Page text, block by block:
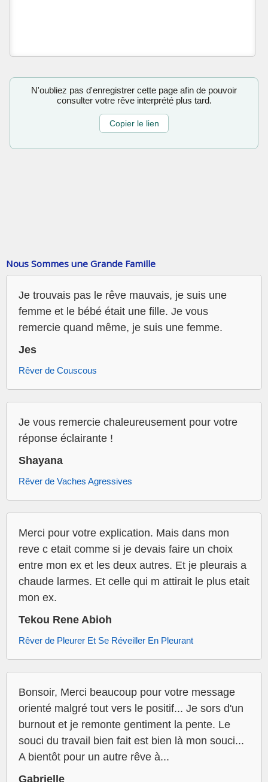
N'oubliez pas d'enregistrer cette page afin de pouvoir
consulter votre rêve interprété plus tard.
Copier le lien
Nous Sommes une Grande Famille
Je trouvais pas le rêve mauvais, je suis une
femme et le bébé était une fille. Je vous
remercie quand même, je suis une femme.
Jes
Rêver de Couscous
Je vous remercie chaleureusement pour votre
réponse éclairante !
Shayana
Rêver de Vaches Agressives
Merci pour votre explication. Mais dans mon
reve c etait comme si je devais faire un choix
entre mon ex et les deux autres. Et je pleurais a
chaude larmes. Et celle qui m attirait le plus etait
mon ex.
Tekou Rene Abioh
Rêver de Pleurer Et Se Réveiller En Pleurant
Bonsoir, Merci beaucoup pour votre message
orienté malgré tout vers le positif... Je sors d'un
burnout et je remonte gentiment la pente. Le
souci du travail bien fait est bien là mon souci...
A bientôt pour un autre rêve à...
Gabrielle